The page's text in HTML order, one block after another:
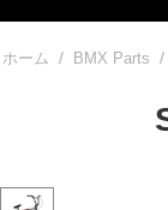
ホーム / BMX Parts /